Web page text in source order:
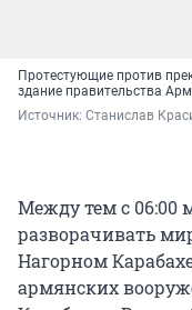
Протестующие против
здание правительства
Источник: Станислав
Между тем с 06:00
разворачивать
Нагорном
армянских